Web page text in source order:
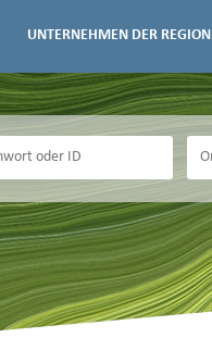
UNTERNEHMEN DER REGION